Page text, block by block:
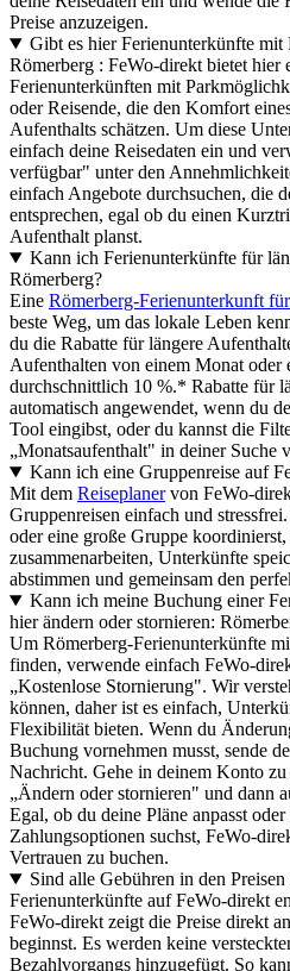
Preise anzuzeigen.
Gibt es hier Ferienunterkünfte mit
Römerberg : FeWo-direkt bietet hier
Ferienunterkünften mit
oder Reisende, die den Komfort
Aufenthalts schätzen. Um diese
einfach deine Reisedaten ein und
verfügbar" unter den
einfach Angebote durchsuchen, die
entsprechen, egal ob du einen
Aufenthalt planst.
Kann ich Ferienunterkünfte für
Römerberg?
Eine Römerberg-Ferienunterkunft
beste Weg, um das lokale Leben
du die Rabatte für längere
Aufenthalten von einem Monat oder
durchschnittlich 10 %.* Rabatte für
automatisch angewendet, wenn du
Tool eingibst, oder du kannst die
„Monatsaufenthalt" in deiner Suche
Kann ich eine Gruppenreise auf
Mit dem Reiseplanervon FeWo-
Gruppenreisen einfach und
oder eine große Gruppe
zusammenarbeiten, Unterkünfte
abstimmen und gemeinsam den
Kann ich meine Buchung einer
hier ändern oder stornieren:
Um Römerberg-Ferienunterkünfte
finden, verwende einfach FeWo-
„Kostenlose Stornierung". Wir
können, daher ist es einfach,
Flexibilität bieten. Wenn du
Buchung vornehmen musst, sende
Nachricht. Gehe in deinem Konto
„Ändern oder stornieren" und dann
Egal, ob du deine Pläne anpasst
Zahlungsoptionen suchst, FeWo-
Vertrauen zu buchen.
Sind alle Gebühren in den
Ferienunterkünfte auf FeWo-direkt
FeWo-direkt zeigt die Preise direkt
beginnst. Es werden keine
Bezahlvorgangs hinzugefügt. So